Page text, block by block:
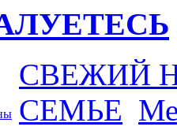
СВЕЖИЙ
СЕМЬЕ